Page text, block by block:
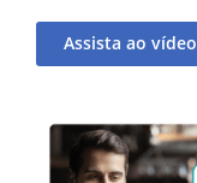
Assista ao vídeo